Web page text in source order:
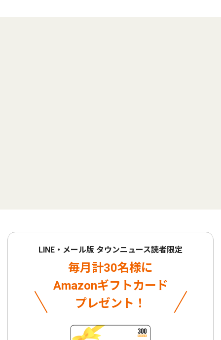
LINE・メール版 タウンニュース読者限定
毎月計30名様に
Amazonギフトカード
プレゼント！